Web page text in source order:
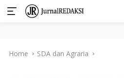
Home SDA dan Agraria